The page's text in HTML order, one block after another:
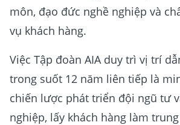
môn, đạo đức nghề nghiệp và
vụ khách hàng.
Việc Tập đoàn AIA duy trì vị trí
trong suốt 12 năm liên tiếp là
chiến lược phát triển đội ngũ tư
nghiệp, lấy khách hàng làm